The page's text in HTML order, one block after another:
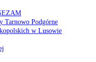
Tarnowo Podgórne
w Lusowie